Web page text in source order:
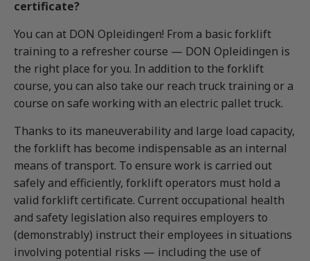
Vrachtauto met aanhanger CE
Rijbewijs D (Bus)
Bus met aanhanger rijbewijs (DE)
Lange Zware Voertuigen (LZV)
Trekker (T)
Training elektrische bestelbus
OGS+ Opleiding
Machinist autolaadkraan met hijsfunctie
Reachtruck
VCA
Veiligheidstrainingen op maat
Praktijkopleider
Praktijktrainer (PTN)
Taaltraining Engels
certificate?
You can at DON Opleidingen! From a basic forklift
training to a refresher course — DON Opleidingen is
the right place for you. In addition to the forklift
course, you can also take our reach truck training or a
course on safe working with an electric pallet truck.
Thanks to its maneuverability and large load capacity,
the forklift has become indispensable as an internal
means of transport. To ensure work is carried out
safely and efficiently, forklift operators must hold a
valid forklift certificate. Current occupational health
and safety legislation also requires employers to
(demonstrably) instruct their employees in situations
involving potential risks — including the use of